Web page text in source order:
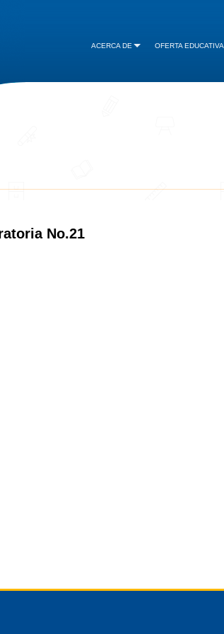
ACERCA DE OFERTA EDUCATIVA
No.21